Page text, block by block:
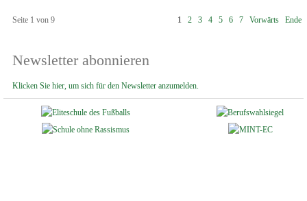
Seite 1 von 9 1 2 3 4 5 6 7 Vorwärts Ende
Newsletter abonnieren
Klicken Sie hier, um sich für den Newsletter anzumelden.